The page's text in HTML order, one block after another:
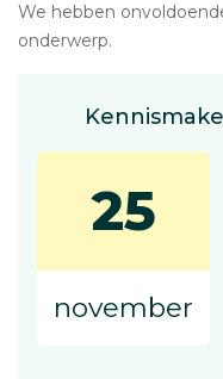
We hebben
onderwerp.
25
november